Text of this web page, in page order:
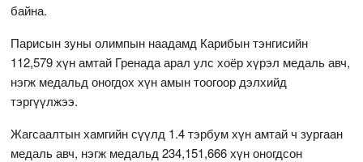
байна.
Парисын зуны олимпын наадамд Карибын тэнгисийн
112,579 хүн амтай Гренада арал улс хоёр хүрэл медаль авч,
нэгж медальд оногдох хүн амын тоогоор дэлхийд
тэргүүлжээ.
Жагсаалтын хамгийн сүүлд 1.4 тэрбум хүн амтай ч зургаан
медаль авч, нэгж медальд 234,151,666 хүн оногдсон